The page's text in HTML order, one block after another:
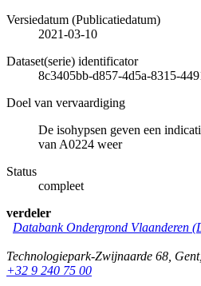
Versiedatum (Publicatiedatum)
2021-03-10
Dataset(serie) identificator
8c3405bb-d857-4d5a-8315-
Doel van vervaardiging
De isohypsen geven een
van A0224 weer
Status
compleet
verdeler
Databank Ondergrond Vlaanderen
Technologiepark-Zwijnaarde 68 Gent,
+32 9 240 75 00